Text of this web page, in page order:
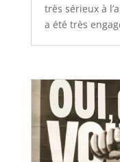
très sérieux à
a été très